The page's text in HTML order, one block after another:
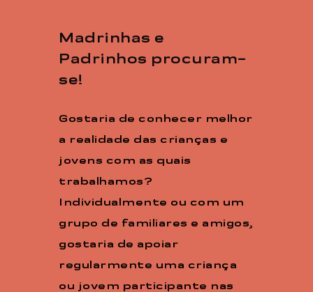
Madrinhas e
Padrinhos procuram-
se!
Gostaria de conhecer melhor
a realidade das crianças e
jovens com as quais
trabalhamos?
Individualmente ou com um
grupo de familiares e amigos,
gostaria de apoiar
regularmente uma criança
ou jovem participante nas